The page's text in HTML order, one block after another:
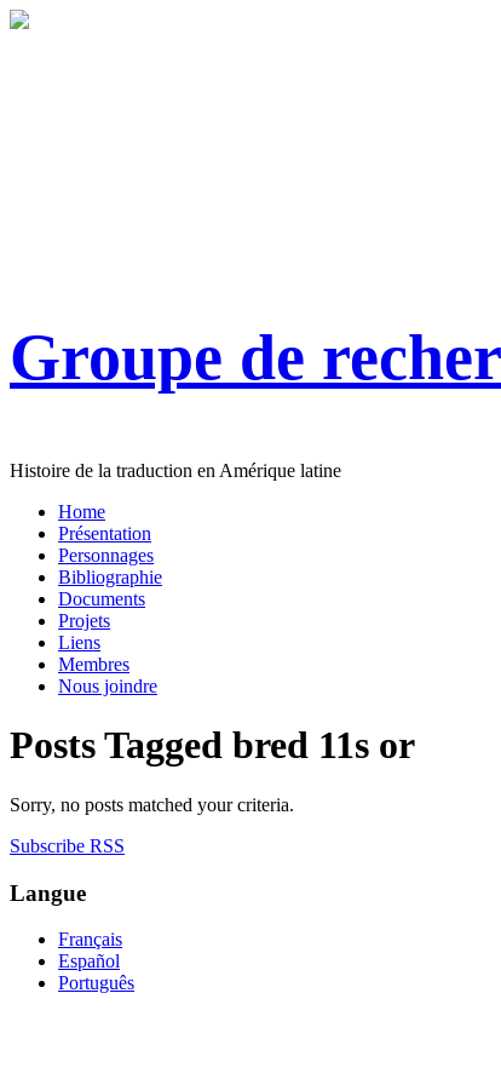
Groupe de
Histoire de la traduction en Amérique latine
Home
Présentation
Personnages
Bibliographie
Documents
Projets
Liens
Membres
Nous joindre
Posts Tagged bred 11s or
Sorry, no posts matched your criteria.
Subscribe RSS
Langue
Français
Español
Português